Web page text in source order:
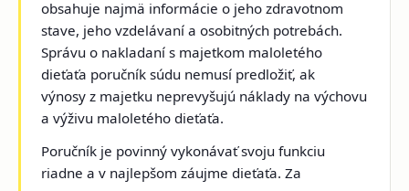
obsahuje najmä informácie o jeho zdravotnom
stave, jeho vzdelávaní a osobitných potrebách.
Správu o nakladaní s majetkom maloletého
dieťaťa poručník súdu nemusí predložiť, ak
výnosy z majetku neprevyšujú náklady na výchovu
a výživu maloletého dieťaťa.
Poručník je povinný vykonávať svoju funkciu
riadne a v najlepšom záujme dieťaťa. Za